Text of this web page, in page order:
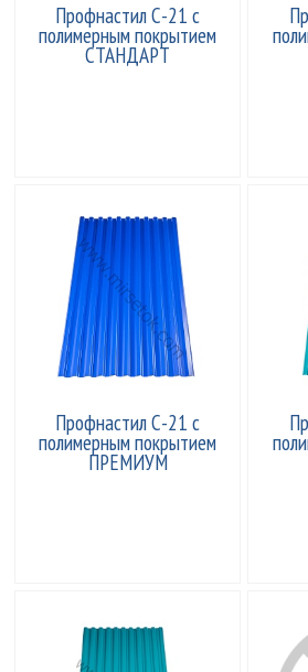
Профнастил С-21 с
полимерным покрытием
СТАНДАРТ
Профнастил С-21 с
полимерным покрытием
ПРЕМИУМ